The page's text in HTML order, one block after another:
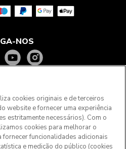
NOS
cookies originais e de terceiros
website e fornecer uma experiência
estritamente necessários). Com o
cookies para melhorar o
funcionalidades adicionais
e medição do público (cookies